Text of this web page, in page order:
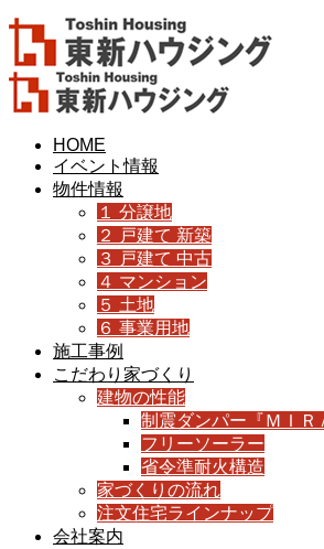
HOME
イベント情報
物件情報
１ 分譲地
２ 戸建て 新築
３ 戸建て 中古
４ マンション
５ 土地
６ 事業用地
施工事例
こだわり家づくり
建物の性能
制震ダンパー『ＭＩＲ
フリーソーラー
省令準耐火構造
家づくりの流れ
注文住宅ラインナップ
会社案内